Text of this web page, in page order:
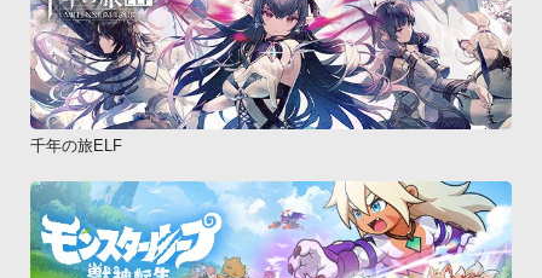
トを記録しているゲームアプリ｢DEEMO｣へ楽曲を多数提供。
ヘビーロックバンド“R-ONE”での活動を機にESP・SCHECTER
ギターのモニターとして7弦ギターの開発に協力。
『ヤングギター』誌の連載、『ギター・マガジン』誌の連載の
他、｢地獄のメカニカル・トレーニング・フレーズ｣｢天國のギ
音楽活動は国内のみならず、中国、台湾、韓国、メキシコでラ
イブやセミナーツアーを行うなど、海外においても精力的な活
動を展開。
千年の旅ELF